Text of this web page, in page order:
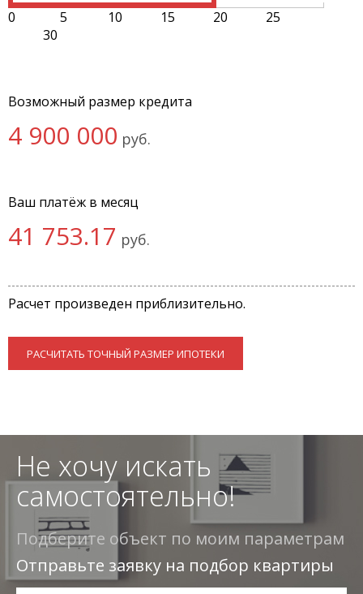
0 5 10 15 20
25
30
Возможный размер кредита
4 900 000 руб.
Ваш платёж в месяц
41 753.17 руб.
Расчет произведен приблизительно.
РАСЧИТАТЬ ТОЧНЫЙ РАЗМЕР ИПОТЕКИ
Не хочу искать
самостоятельно!
Подберите объект по моим параметрам
Отправьте заявку на подбор квартиры